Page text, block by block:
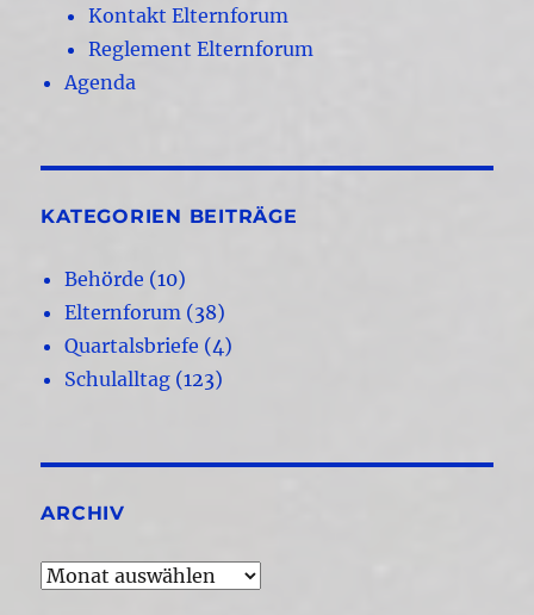
Kontakt Elternforum
Reglement Elternforum
Agenda
KATEGORIEN BEITRÄGE
Behörde (10)
Elternforum (38)
Quartalsbriefe (4)
Schulalltag (123)
ARCHIV
Archiv